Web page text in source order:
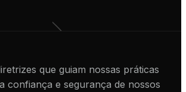
que guiam nossas práticas
confiança e segurança de nossos